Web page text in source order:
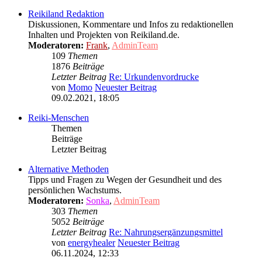
Reikiland Redaktion
Diskussionen, Kommentare und Infos zu redaktionellen
Inhalten und Projekten von Reikiland.de.
Moderatoren: Frank, AdminTeam
109 Themen
1876 Beiträge
Letzter Beitrag Re: Urkundenvordrucke
von Momo Neuester Beitrag
09.02.2021, 18:05
Reiki-Menschen
Themen
Beiträge
Letzter Beitrag
Alternative Methoden
Tipps und Fragen zu Wegen der Gesundheit und des
persönlichen Wachstums.
Moderatoren: Sonka, AdminTeam
303 Themen
5052 Beiträge
Letzter Beitrag Re: Nahrungsergänzungsmittel
von energyhealer Neuester Beitrag
06.11.2024, 12:33